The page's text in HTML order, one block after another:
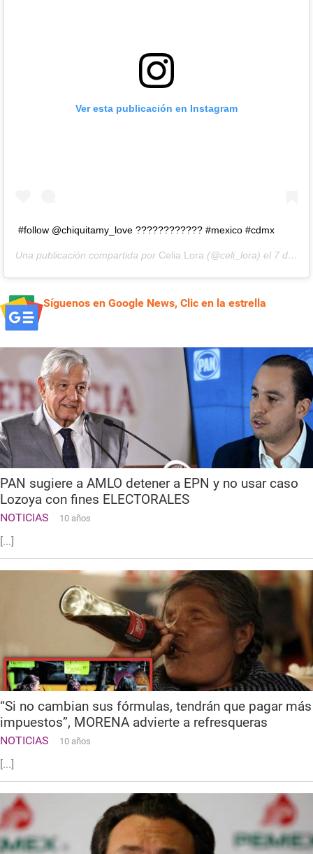
Ver esta publicación en Instagram
#follow @chiquitamy_love ???????????? #mexico #cdmx
Una publicación compartida por Celia Lora (@celi_lora) el 7 de Jul de 2020 a las 4:01 PDT
Síguenos en Google News, Clic en la estrella
PAN sugiere a AMLO detener a EPN y no usar caso
Lozoya con fines ELECTORALES
NOTICIAS 10 años
[...]
“Si no cambian sus fórmulas, tendrán que pagar más
impuestos”, MORENA advierte a refresqueras
NOTICIAS 10 años
[...]